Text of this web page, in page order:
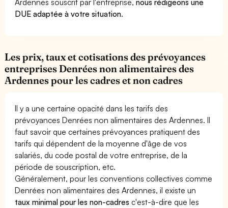
Ardennes souscrit par l'entreprise,nous rédigeons une
DUE adaptée à votre situation.
Les prix, taux et cotisations des prévoyances
entreprises Denrées non alimentaires des
Ardennes pour les cadres et non cadres
Il y a une certaine opacité dans les tarifs des
prévoyances Denrées non alimentaires des Ardennes. Il
faut savoir que certaines prévoyances pratiquent des
tarifs qui dépendent de la moyenne d'âge de vos
salariés, du code postal de votre entreprise, de la
période de souscription, etc.
Généralement, pour les conventions collectives comme
Denrées non alimentaires des Ardennes, il existe un
taux minimal pour les non-cadres c'est-à-dire que les